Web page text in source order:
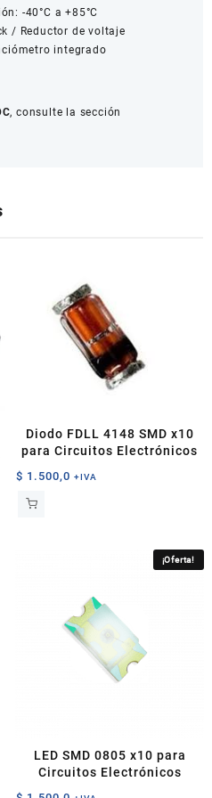
-40°C a +85°C
/ Reductor de voltaje
integrado
, consulte la sección
Diodo FDLL 4148 SMD x10
para Circuitos Electrónicos
$ 1.500,0 +IVA
¡Oferta!
LED SMD 0805 x10 para
Circuitos Electrónicos